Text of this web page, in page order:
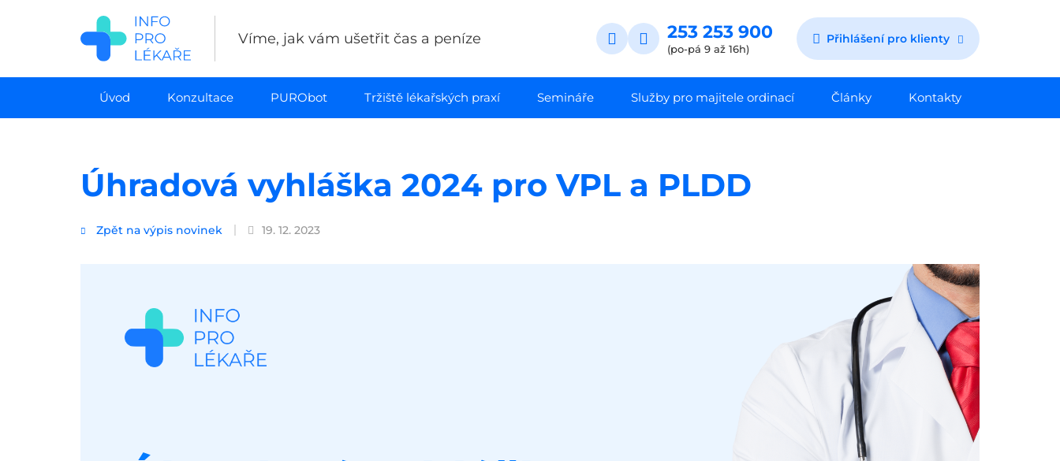
Víme, jak vám ušetřit čas a peníze 253 253 900
(po-pá 9 až 16h)
Přihlášení pro klienty
Úvod Konzultace PURObot Tržiště lékařských praxí Semináře Služby pro majitele ordinací Články Kontakty
Úhradová vyhláška 2024 pro VPL a PLDD
Zpět na výpis novinek 19. 12. 2023